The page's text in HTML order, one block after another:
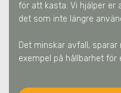
för att kasta. Vi hjälper er
det som inte längre
Det minskar avfall,
exempel på hållbarhet för